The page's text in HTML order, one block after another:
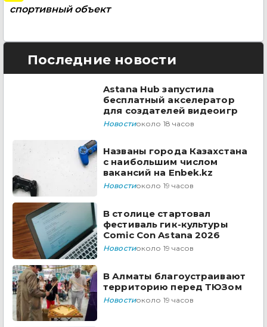
спортивный объект
Последние новости
Astana Hub запустила
бесплатный акселератор
для создателей видеоигр
Новостиоколо 18 часов
Названы города Казахстана
с наибольшим числом
вакансий на Enbek.kz
Новостиоколо 19 часов
В столице стартовал
фестиваль гик-культуры
Comic Con Astana 2026
Новостиоколо 19 часов
В Алматы благоустраивают
территорию перед ТЮЗом
Новостиоколо 19 часов